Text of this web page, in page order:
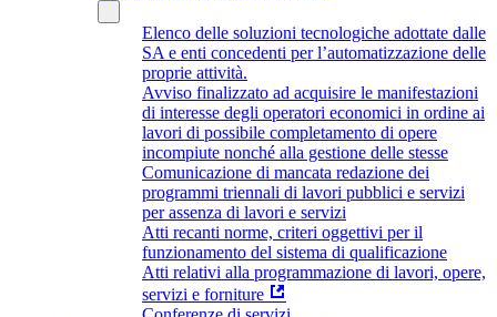
Elenco delle soluzioni tecnologiche adottate dalle
SA e enti concedenti per l’automatizzazione delle
proprie attività.
Avviso finalizzato ad acquisire le manifestazioni
di interesse degli operatori economici in ordine ai
lavori di possibile completamento di opere
incompiute nonché alla gestione delle stesse
Comunicazione di mancata redazione dei
programmi triennali di lavori pubblici e servizi
per assenza di lavori e servizi
Atti recanti norme, criteri oggettivi per il
funzionamento del sistema di qualificazione
Atti relativi alla programmazione di lavori, opere,
servizi e forniture